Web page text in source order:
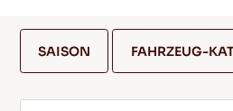
BLOG & VIDEOS
SAISON FAHRZEUG-